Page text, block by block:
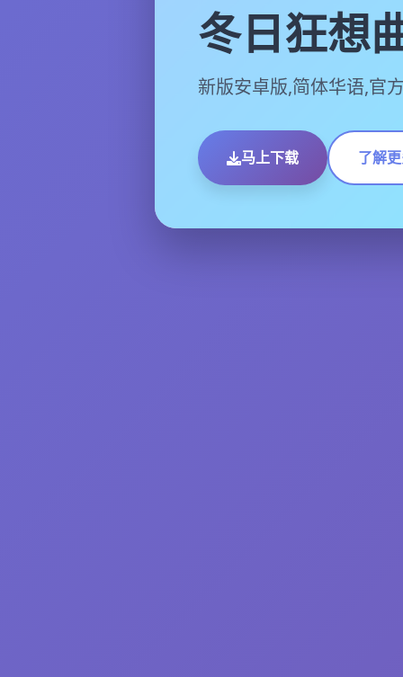
冬日狂想
新版安卓版,简体华语,官
马上下载 了解